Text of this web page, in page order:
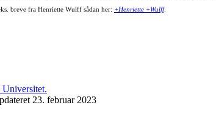
breve fra Henriette Wulff sådan her: +Henriette +Wulff.
23. februar 2023